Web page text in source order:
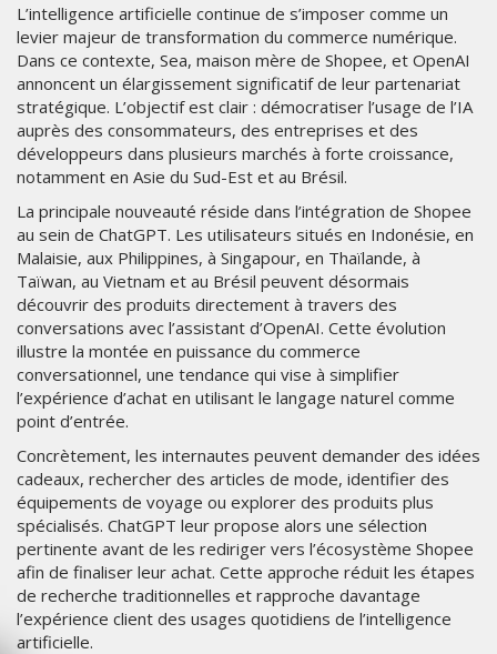
L’intelligence artificielle continue de s’imposer comme un
levier majeur de transformation du commerce numérique.
Dans ce contexte, Sea, maison mère de Shopee, et OpenAI
annoncent un élargissement significatif de leur partenariat
stratégique. L’objectif est clair : démocratiser l’usage de l’IA
auprès des consommateurs, des entreprises et des
développeurs dans plusieurs marchés à forte croissance,
notamment en Asie du Sud-Est et au Brésil.
La principale nouveauté réside dans l’intégration de Shopee
au sein de ChatGPT. Les utilisateurs situés en Indonésie, en
Malaisie, aux Philippines, à Singapour, en Thaïlande, à
Taïwan, au Vietnam et au Brésil peuvent désormais
découvrir des produits directement à travers des
conversations avec l’assistant d’OpenAI. Cette évolution
illustre la montée en puissance du commerce
conversationnel, une tendance qui vise à simplifier
l’expérience d’achat en utilisant le langage naturel comme
point d’entrée.
Concrètement, les internautes peuvent demander des idées
cadeaux, rechercher des articles de mode, identifier des
équipements de voyage ou explorer des produits plus
spécialisés. ChatGPT leur propose alors une sélection
pertinente avant de les rediriger vers l’écosystème Shopee
afin de finaliser leur achat. Cette approche réduit les étapes
de recherche traditionnelles et rapproche davantage
l’expérience client des usages quotidiens de l’intelligence
artificielle.